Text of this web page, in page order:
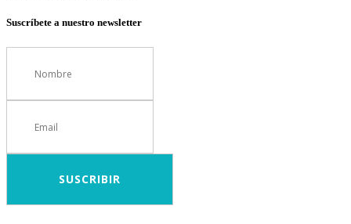
Suscríbete a nuestro newsletter